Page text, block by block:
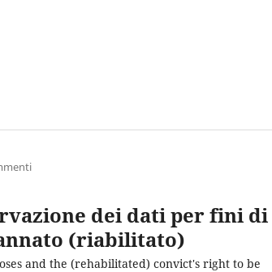
dei dati per fini di
(riabilitato)
and the (rehabilitated) convict's right to be